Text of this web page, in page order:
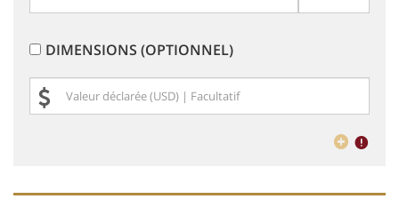
DIMENSIONS (OPTIONNEL)